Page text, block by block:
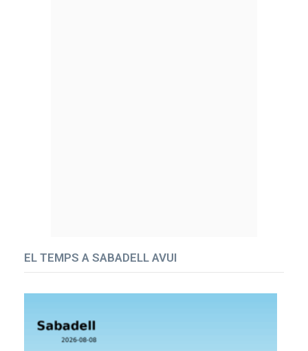
EL TEMPS A SABADELL AVUI